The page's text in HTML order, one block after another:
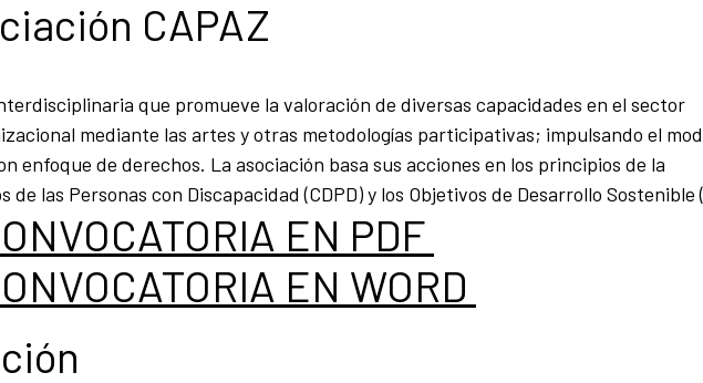
CAPAZ
que promueve la valoración de diversas capacidades en el sector
mediante las artes y otras metodologías participativas; impulsando el
enfoque de derechos. La asociación basa sus acciones en los principios de la
de las Personas con Discapacidad (CDPD) y los Objetivos de Desarrollo Sostenible
EN PDF
EN WORD